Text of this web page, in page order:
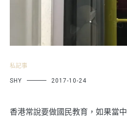
私記事
SHY 2017-10-24
香港常說要做國民教育，如果當